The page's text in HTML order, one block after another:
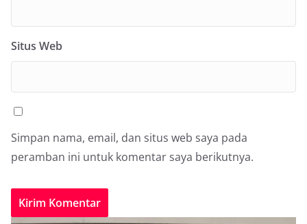
Situs Web
Simpan nama, email, dan situs web saya pada
peramban ini untuk komentar saya berikutnya.